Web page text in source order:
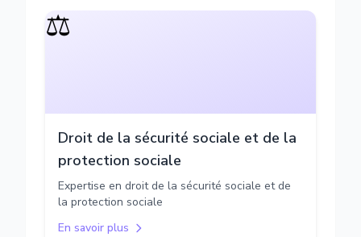
⚖️
Droit de la sécurité sociale et de la
protection sociale
Expertise en droit de la sécurité sociale et de
la protection sociale
En savoir plus